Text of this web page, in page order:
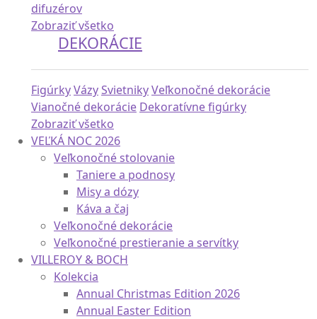
NáplneDifuzéry
Náplne do aróma difuzérov
difuzérov
DEKORÁCIE
FigúrkyVázySvietniky
Vianočné dekorácie
Zobraziť všetko
VEĽKÁ NOC 2026
Veľkonočné stolovanie
Taniere a podnosy
Misy a dózy
Káva a čaj
Veľkonočné dekorácie
Veľkonočné prestieranie a servítky
VILLEROY & BOCH
Kolekcia